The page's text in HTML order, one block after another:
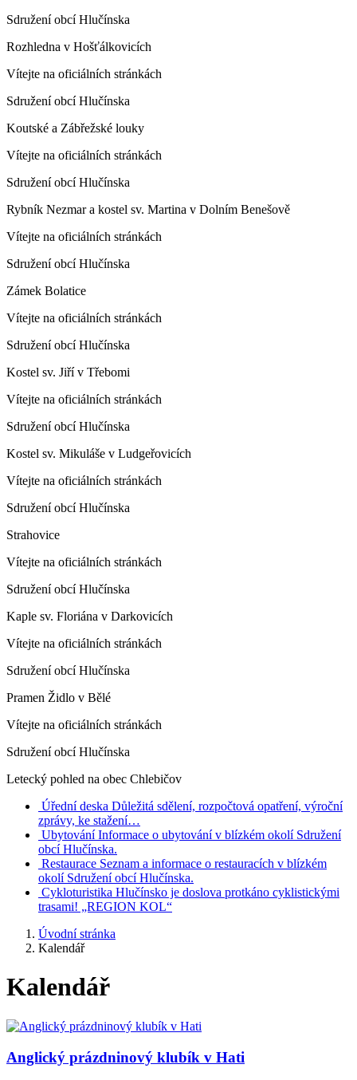
Sdružení obcí Hlučínska
Rozhledna v Hošťálkovicích
Vítejte na oficiálních stránkách
Sdružení obcí Hlučínska
Koutské a Zábřežské louky
Vítejte na oficiálních stránkách
Sdružení obcí Hlučínska
Rybník Nezmar a kostel sv. Martina v Dolním Benešově
Vítejte na oficiálních stránkách
Sdružení obcí Hlučínska
Zámek Bolatice
Vítejte na oficiálních stránkách
Sdružení obcí Hlučínska
Kostel sv. Jiří v Třebomi
Vítejte na oficiálních stránkách
Sdružení obcí Hlučínska
Kostel sv. Mikuláše v Ludgeřovicích
Vítejte na oficiálních stránkách
Sdružení obcí Hlučínska
Strahovice
Vítejte na oficiálních stránkách
Sdružení obcí Hlučínska
Kaple sv. Floriána v Darkovicích
Vítejte na oficiálních stránkách
Sdružení obcí Hlučínska
Pramen Židlo v Bělé
Vítejte na oficiálních stránkách
Sdružení obcí Hlučínska
Letecký pohled na obec Chlebičov
Úřední deska Důležitá sdělení, rozpočtová opatření, výroční
zprávy, ke stažení…
Ubytování Informace o ubytování v blízkém okolí Sdružení
obcí Hlučínska.
Restaurace Seznam a informace o restauracích v blízkém
okolí Sdružení obcí Hlučínska.
Cykloturistika Hlučínsko je doslova protkáno cyklistickými
trasami! „REGION KOL“
Úvodní stránka
Kalendář
Kalendář
Anglický prázdninový klubík v Hati